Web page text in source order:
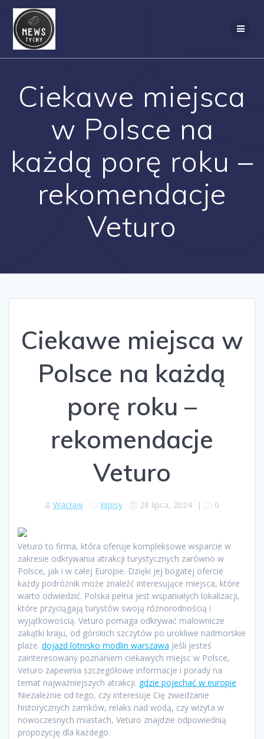
Ciekawe miejsca
w Polsce na
każdą porę roku –
rekomendacje
Veturo
Ciekawe miejsca w
Polsce na każdą
porę roku –
rekomendacje
Veturo
Wacław Wpisy 28 lipca, 2024 | 0
Veturo to firma, która oferuje kompleksowe wsparcie w
zakresie odkrywania atrakcji turystycznych zarówno w
Polsce, jak i w całej Europie. Dzięki jej bogatej ofercie
każdy podróżnik może znaleźć interesujące miejsca, które
warto odwiedzić. Polska pełna jest wspaniałych lokalizacji,
które przyciągają turystów swoją różnorodnością i
wyjątkowością. Veturo pomaga odkrywać malownicze
zakątki kraju, od górskich szczytów po urokliwe nadmorskie
plaże. dojazd lotnisko modlin warszawa Jeśli jesteś
zainteresowany poznaniem ciekawych miejsc w Polsce,
Veturo zapewnia szczegółowe informacje i porady na
temat najważniejszych atrakcji. gdzie pojechać w europie
Niezależnie od tego, czy interesuje Cię zwiedzanie
historycznych zamków, relaks nad wodą, czy wizyta w
nowoczesnych miastach, Veturo znajdzie odpowiednią
propozycję dla każdego.